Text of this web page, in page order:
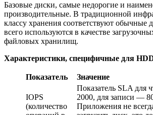
Базовые диски, самые недорогие и
производительные. В традиционной
классу хранения соответствуют
всего используются в качестве
файловых хранилищ.
Характеристики, специфичные для
Показатель Значение
IOPS
(количество
Показатель SLA для
2000, для записи —
Приложения не